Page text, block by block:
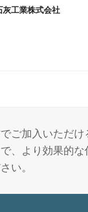
灰工業株式会社
ご加入いただけ
、より効果的
い。